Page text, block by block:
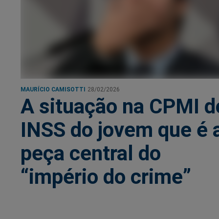
MAURÍCIO CAMISOTTI 28/02/2026
A situação na CPMI
INSS do jovem que é
peça central do
“império do crime”